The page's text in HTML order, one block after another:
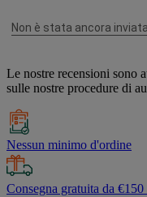
Le nostre recensioni sono
sulle nostre procedure di
Nessun minimo d'ordine
Consegna gratuita da